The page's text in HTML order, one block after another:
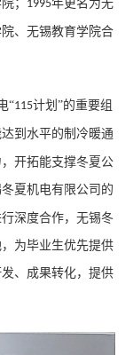
； 1995年更名为无
、无锡教育学院合
“115计划”的重要组
到水平的制冷暖通
开拓能支撑冬夏公
夏机电有限公司的
深度合作，无锡冬
为毕业生优先提供
、成果转化，提供